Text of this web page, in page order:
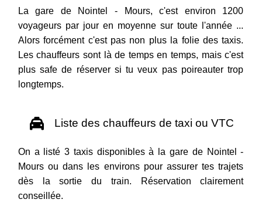
La gare de Nointel - Mours, c'est environ 1200
voyageurs par jour en moyenne sur toute l'année ...
Alors forcément c'est pas non plus la folie des taxis.
Les chauffeurs sont là de temps en temps, mais c'est
plus safe de réserver si tu veux pas poireauter trop
longtemps.
Liste des chauffeurs de taxi ou VTC
On a listé 3 taxis disponibles à la gare de Nointel -
Mours ou dans les environs pour assurer tes trajets
dès la sortie du train. Réservation clairement
conseillée.